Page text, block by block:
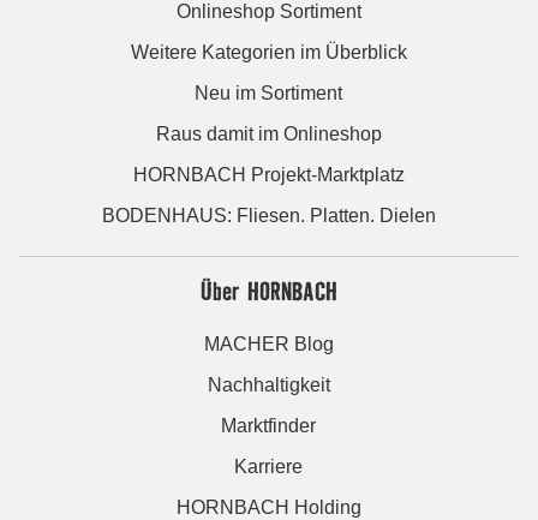
Onlineshop Sortiment
Weitere Kategorien im Überblick
Neu im Sortiment
Raus damit im Onlineshop
HORNBACH Projekt-Marktplatz
BODENHAUS: Fliesen. Platten. Dielen
Über HORNBACH
MACHER Blog
Nachhaltigkeit
Marktfinder
Karriere
HORNBACH Holding